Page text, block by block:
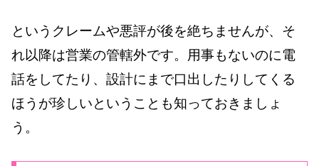
というクレームや悪評が後を絶ちませんが、そ
れ以降は営業の管轄外です。用事もないのに電
話をしてたり、設計にまで口出したりしてくる
ほうが珍しいということも知っておきましょ
う。